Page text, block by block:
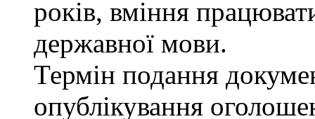
років, вміння
державної мови.
Термін подання
опублікування